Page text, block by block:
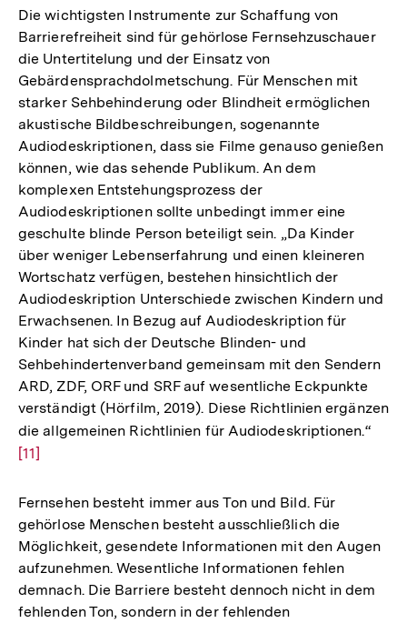
Die wichtigsten Instrumente zur Schaffung von
Barrierefreiheit sind für gehörlose Fernsehzuschauer
die Untertitelung und der Einsatz von
Gebärdensprachdolmetschung. Für Menschen mit
starker Sehbehinderung oder Blindheit ermöglichen
akustische Bildbeschreibungen, sogenannte
Audiodeskriptionen, dass sie Filme genauso genießen
können, wie das sehende Publikum. An dem
komplexen Entstehungsprozess der
Audiodeskriptionen sollte unbedingt immer eine
geschulte blinde Person beteiligt sein. „Da Kinder
über weniger Lebenserfahrung und einen kleineren
Wortschatz verfügen, bestehen hinsichtlich der
Audiodeskription Unterschiede zwischen Kindern und
Erwachsenen. In Bezug auf Audiodeskription für
Kinder hat sich der Deutsche Blinden- und
Sehbehindertenverband gemeinsam mit den Sendern
ARD, ZDF, ORF und SRF auf wesentliche Eckpunkte
verständigt (Hörfilm, 2019). Diese Richtlinien ergänzen
die allgemeinen Richtlinien für Audiodeskriptionen.“Zur
[11]
Fernsehen besteht immer aus Ton und Bild. Für
gehörlose Menschen besteht ausschließlich die
Möglichkeit, gesendete Informationen mit den Augen
aufzunehmen. Wesentliche Informationen fehlen
demnach. Die Barriere besteht dennoch nicht in dem
fehlenden Ton, sondern in der fehlenden